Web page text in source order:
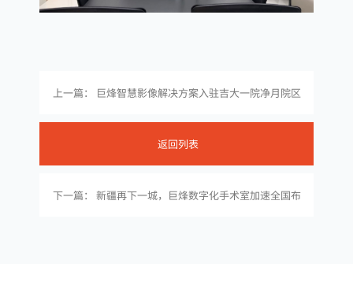
上一篇： 巨烽智慧影像解决方案入驻吉大一院净月院区
返回列表
下一篇： 新疆再下一城，巨烽数字化手术室加速全国布